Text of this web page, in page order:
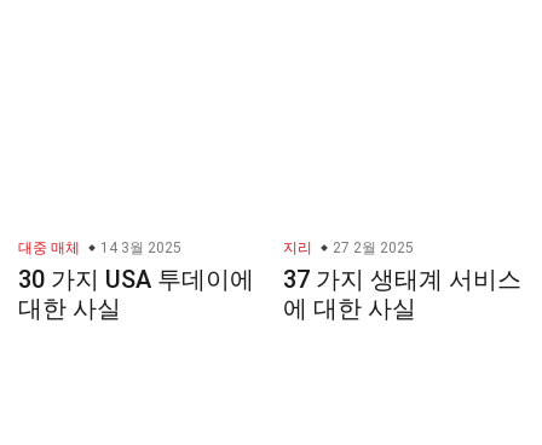
대중 매체 14 3월 2025
30 가지 USA 투데이에
대한 사실
지리 27 2월 2025
37 가지 생태계 서비스
에 대한 사실